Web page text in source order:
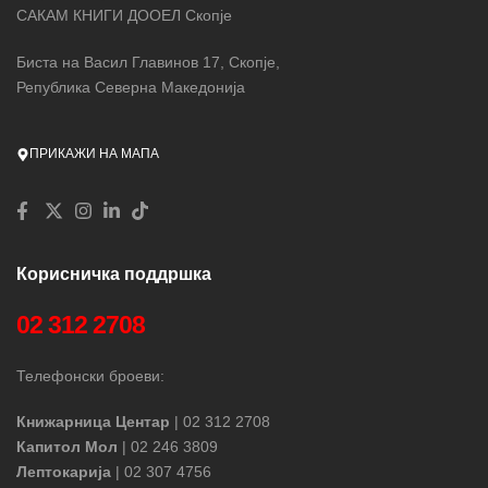
САКАМ КНИГИ ДООЕЛ Скопје
Биста на Васил Главинов 17, Скопје,
Република Северна Македонија
ПРИКАЖИ НА МАПА
Корисничка поддршка
02 312 2708
Телефонски броеви:
Книжарница Центар | 02 312 2708
Капитол Мол | 02 246 3809
Лептокарија | 02 307 4756